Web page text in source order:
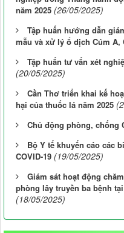
năm 2025 (26/05/2025)
Tập huấn hướng dẫn
mẫu và xử lý ổ dịch Cúm A,
Tập huấn tư vấn xét
(20/05/2025)
Cần Thơ triển khai kế
hại của thuốc lá năm 2025
Chủ động phòng, chống
Bộ Y tế khuyến cáo các
COVID-19 (19/05/2025)
Giám sát hoạt động
phòng lây truyền ba bệnh
(18/05/2025)